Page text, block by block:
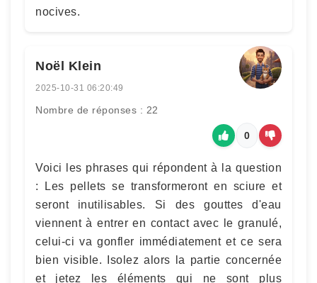
nocives.
Noël Klein
2025-10-31 06:20:49
Nombre de réponses : 22
0
Voici les phrases qui répondent à la question
: Les pellets se transformeront en sciure et
seront inutilisables. Si des gouttes d'eau
viennent à entrer en contact avec le granulé,
celui-ci va gonfler immédiatement et ce sera
bien visible. Isolez alors la partie concernée
et jetez les éléments qui ne sont plus